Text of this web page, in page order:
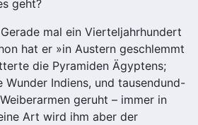
geht?
mal ein Vierteljahrhundert
hat er »in Austern geschlemmt
die Pyramiden Ägyptens;
Indiens, und tausendund-
geruht – immer in
Art wird ihm aber der